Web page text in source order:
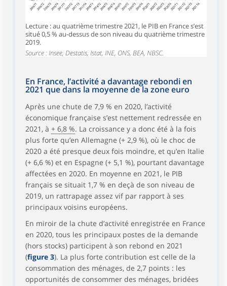
2016T12016T22016T32016T42017T12017T22017T32017T42018T12018T22018T32018T42019T12019T22019T32019T42020T12020T22020T32020T42021T12021T22021T32021T4
Lecture : au quatrième trimestre 2021, le PIB en France s’est
situé 0,5 % au-dessus de son niveau du quatrième trimestre
2019.
Source : Insee, Destatis, Istat, INE, ONS, BEA, NBSC.
En France, l’activité a davantage rebondi en
2021 que dans la moyenne de la zone euro
Après une chute de 7,9 % en 2020, l’activité
économique française s’est nettement redressée en
2021, à + 6,8 %. La croissance y a donc été à la fois
plus forte qu’en Allemagne (+ 2,9 %), où le choc de
2020 a été presque deux fois moindre, et qu’en Italie
(+ 6,6 %) et en Espagne (+ 5,1 %), pourtant davantage
affectées en 2020. En moyenne en 2021, le PIB
français se situait 1,7 % en deçà de son niveau de
2019, un rattrapage assez vif par rapport à ses
principaux voisins européens.
En miroir de la chute d’activité enregistrée en France
en 2020, tous les principaux postes de la demande
(hors stocks) participent à son rebond en 2021
(figure 3). La plus forte contribution est celle de la
consommation des ménages, de 2,7 points : les
opportunités de consommer des ménages, bridées